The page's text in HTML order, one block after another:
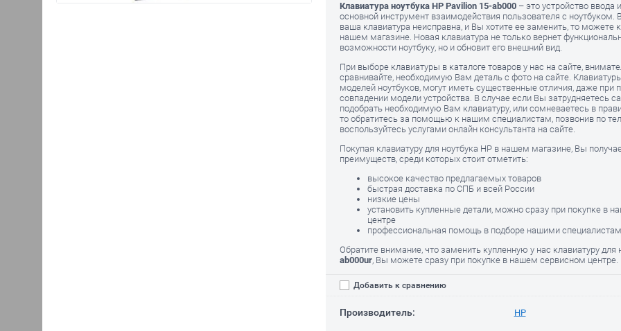
белой подсветкой
1600.00
Клавиатура ноутбука HP Pavilion 15-ab000 – это устройство ввода
основной инструмент взаимодействия пользователя с ноутбуком.
ваша клавиатура неисправна, и Вы хотите ее заменить, то можете
нашем магазине. Новая клавиатура не только вернет
возможности ноутбуку, но и обновит его внешний вид.
При выборе клавиатуры в каталоге товаров у нас на сайте,
сравнивайте, необходимую Вам деталь с фото на сайте.
моделей ноутбуков, могут иметь существенные отличия, даже при
совпадении модели устройства. В случае если Вы затрудняетесь
подобрать необходимую Вам клавиатуру, или сомневаетесь в
то обратитесь за помощью к нашим специалистам, позвонив по
воспользуйтесь услугами онлайн консультанта на сайте.
Покупая клавиатуру для ноутбука HP в нашем магазине, Вы
преимуществ, среди которых стоит отметить:
высокое качество предлагаемых товаров
быстрая доставка по СПБ и всей России
низкие цены
установить купленные детали, можно сразу при покупке в
центре
профессиональная помощь в подборе нашими
Обратите внимание, что заменить купленную у нас клавиатуру для
ab000ur, Вы можете сразу при покупке в нашем сервисном центре.
Добавить к сравнению
Производитель: HP